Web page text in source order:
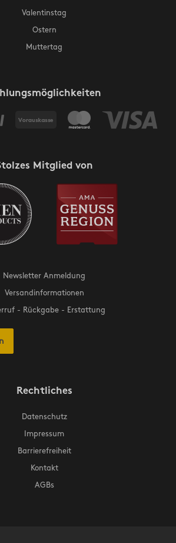
Valentinstag
Ostern
Muttertag
Mitglied von
Newsletter Anmeldung
Versandinformationen
- Rückgabe - Erstattung
Rechtliches
Datenschutz
Impressum
Barrierefreiheit
Kontakt
AGBs